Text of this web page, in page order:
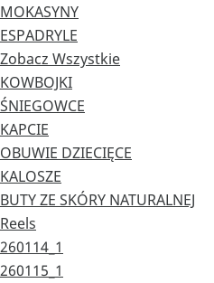
MOKASYNY
ESPADRYLE
Zobacz Wszystkie
KOWBOJKI
ŚNIEGOWCE
KAPCIE
OBUWIE DZIECIĘCE
KALOSZE
BUTY ZE SKÓRY NATURALNEJ
Reels
260114_1
260115_1